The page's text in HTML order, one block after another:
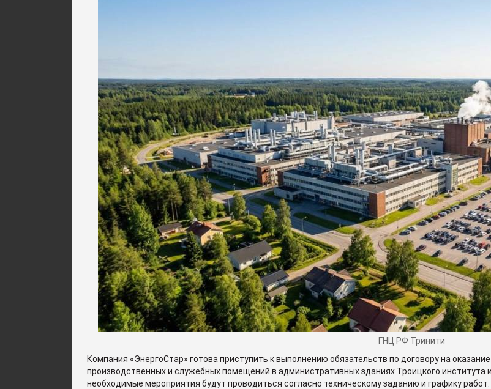
ГНЦ РФ Тринити
Компания «ЭнергоСтар» готова приступить к выполнению обязательств по договору на
производственных и служебных помещений в административных зданиях Троицкого
необходимые мероприятия будут проводиться согласно техническому заданию и графику